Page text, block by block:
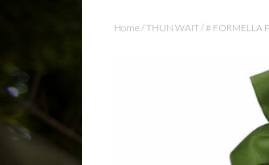
Home /THUN WAIT/ # FORMELLA